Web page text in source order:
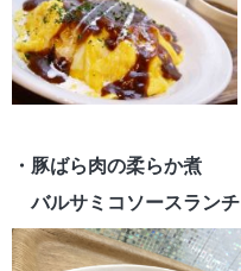
・豚ばら肉の柔らか煮
バルサミコソースランチ